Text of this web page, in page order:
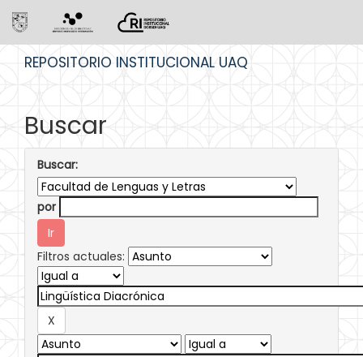
REPOSITORIO INSTITUCIONAL UAQ
Buscar
Buscar:
por
Filtros actuales: